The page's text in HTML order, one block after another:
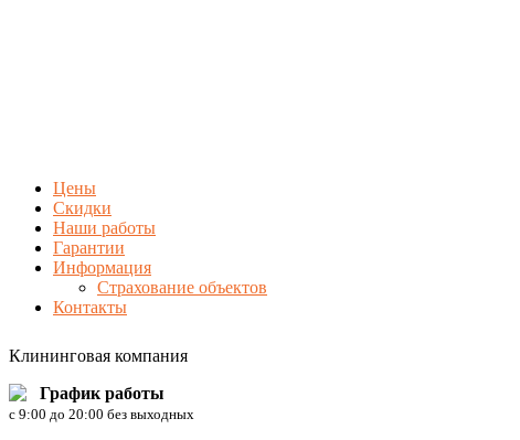
Цены
Скидки
Наши работы
Гарантии
Информация
Страхование объектов
Контакты
Клининговая компания
График работы
c 9:00 до 20:00 без выходных